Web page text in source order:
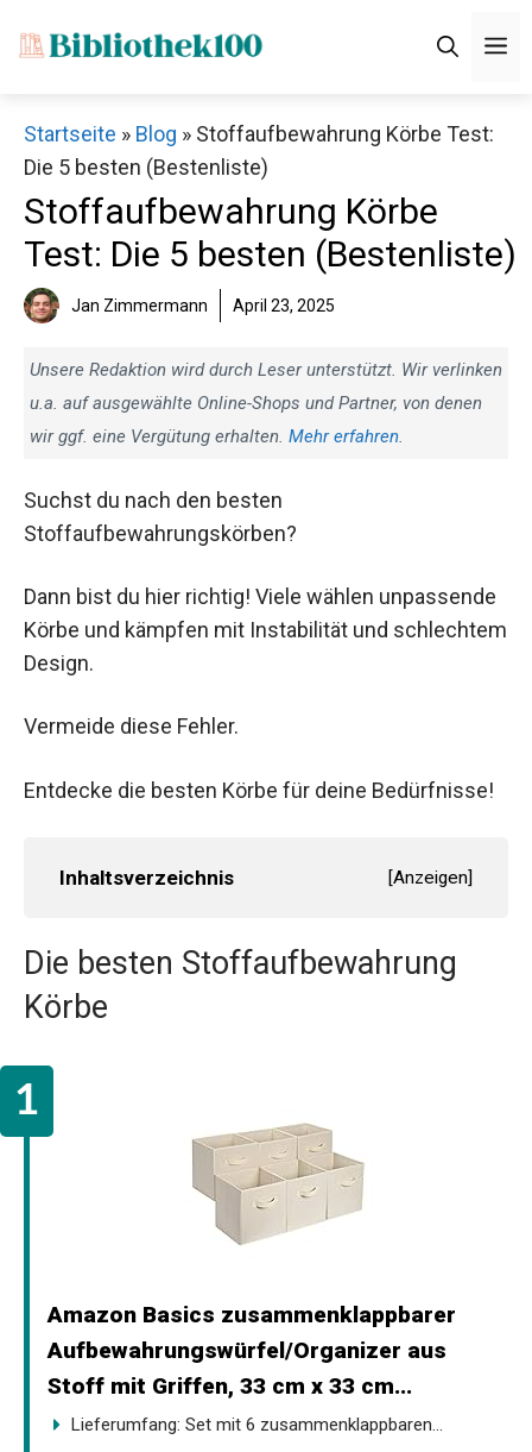
Inhalt
Startseite » Blog » Stoffaufbewahrung Körbe Test:
Die 5 besten (Bestenliste)
Stoffaufbewahrung Körbe
Test: Die 5 besten (Bestenliste)
Jan Zimmermann April 23, 2025
Unsere Redaktion wird durch Leser unterstützt. Wir verlinken
u.a. auf ausgewählte Online-Shops und Partner, von denen
wir ggf. eine Vergütung erhalten. Mehr erfahren.
Suchst du nach den besten
Stoffaufbewahrungskörben?
Dann bist du hier richtig! Viele wählen unpassende
Körbe und kämpfen mit Instabilität und schlechtem
Design.
Vermeide diese Fehler.
Entdecke die besten Körbe für deine Bedürfnisse!
Inhaltsverzeichnis [Anzeigen]
Die besten Stoffaufbewahrung
Körbe
Amazon Basics zusammenklappbarer
Aufbewahrungswürfel/Organizer aus
Stoff mit Griffen, 33 cm x 33 cm...
Lieferumfang: Set mit 6 zusammenklappbaren...